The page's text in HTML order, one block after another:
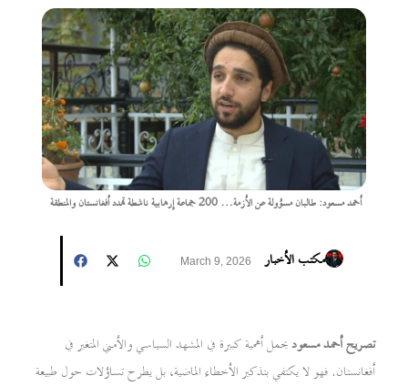
أحمد مسعود: طالبان مسؤولة عن الأزمة… 200 جماعة إرهابية ناشطة تهدد أفغانستان والمنطقة
مكتب الأخبار March 9, 2026
تصريح أحمد مسعوديحمل أهمية كبيرة في المشهد السياسي والأمني المتغير في
أفغانستان. فهو لا يكتفي بتذكير الأخطاء الماضية، بل يطرح تساؤلات حول طبيعة